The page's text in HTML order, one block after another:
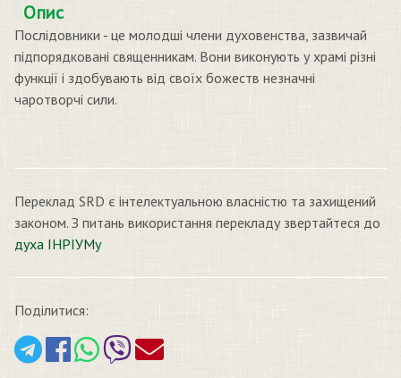
Опис
Послідовники - це молодші члени духовенства, зазвичай
підпорядковані священникам. Вони виконують у храмі різні
функції і здобувають від своїх божеств незначні
чаротворчі сили.
Переклад SRD є інтелектуальною власністю та захищений
законом. З питань використання перекладу звертайтеся до
духа ІНРІУМу
Поділитися: